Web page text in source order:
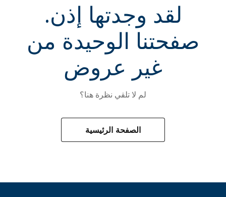
لقد وجدتها إذن.
صفحتنا الوحيدة من
غير عروض
لم لا تلقي نظرة هنا؟
الصفحة الرئيسية